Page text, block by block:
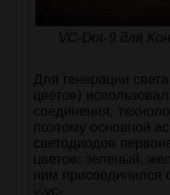
VC-Dot-9 для
Для генерации
цветов)
соединения,
поэтому основной
светодиодов
цветов: зеленый,
ним присоединился